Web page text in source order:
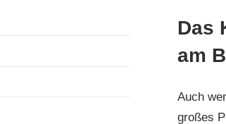
15,
2014
Das
am
Auch
großes